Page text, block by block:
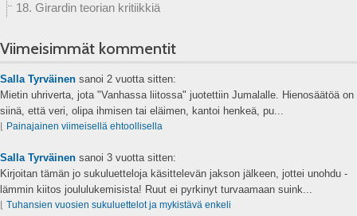
18. Girardin teorian kritiikkiä
Viimeisimmät kommentit
Salla Tyrväinen sanoi 2 vuotta sitten:
Mietin uhriverta, jota "Vanhassa liitossa" juotettiin Jumalalle. Hienosäätöä on
siinä, että veri, olipa ihmisen tai eläimen, kantoi henkeä, pu...
Painajainen viimeisellä ehtoollisella
Salla Tyrväinen sanoi 3 vuotta sitten:
Kirjoitan tämän jo sukuluetteloja käsittelevän jakson jälkeen, jottei unohdu -
lämmin kiitos joululukemisista! Ruut ei pyrkinyt turvaamaan suink...
Tuhansien vuosien sukuluettelot ja mykistävä enkeli